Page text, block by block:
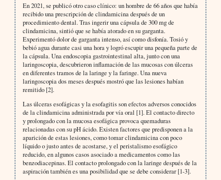
En 2021, se publicó otro caso clínico: un hombre de 66 años que había
recibido una prescripción de clindamicina después de un
procedimiento dental. Tras ingerir una cápsula de 300 mg de
clindamicina, sintió que se había atorado en su garganta.
Experimentó dolor de garganta intenso, así como disfonía. Tosió y
bebió agua durante casi una hora y logró escupir una pequeña parte de
la cápsula. Una endoscopia gastrointestinal alta, junto con una
laringoscopia, descubrieron inflamación de las mucosas con úlceras
en diferentes tramos de la laringe y la faringe. Una nueva
laringoscopia dos meses después mostró que las lesiones habían
remitido [2].
Las úlceras esofágicas y la esofagitis son efectos adversos conocidos
de la clindamicina administrada por vía oral [1]. El contacto directo
y prolongado con la mucosa esofágica provoca quemaduras
relacionadas con su pH ácido. Existen factores que predisponen a la
aparición de estas lesiones, como tomar clindamicina con poco
líquido o justo antes de acostarse, y el peristalismo esofágico
reducido, en algunos casos asociado a medicamentos como las
benzodiacepinas. El contacto prolongado con la laringe después de la
aspiración también es una posibilidad que se debe considerar [1-3].